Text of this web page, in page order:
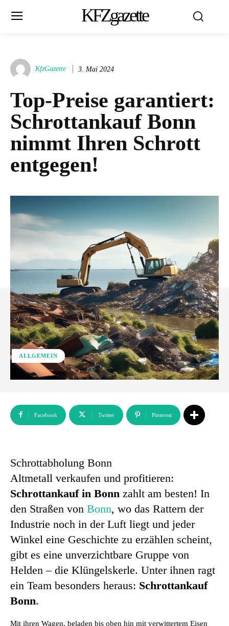
KFZgazette
KfzGazette 3. Mai 2024
Top-Preise garantiert:
Schrottankauf Bonn
nimmt Ihren Schrott
entgegen!
ALLGEMEIN
Facebook Twitter Pinterest
Schrottabholung Bonn
Altmetall verkaufen und profitieren:
Schrottankauf in Bonn zahlt am besten! In
den Straßen von Bonn, wo das Rattern der
Industrie noch in der Luft liegt und jeder
Winkel eine Geschichte zu erzählen scheint,
gibt es eine unverzichtbare Gruppe von
Helden – die Klüngelskerle. Unter ihnen ragt
ein Team besonders heraus: Schrottankauf
Bonn.
Mit ihren Wagen, beladen bis oben hin mit verwittertem Eisen